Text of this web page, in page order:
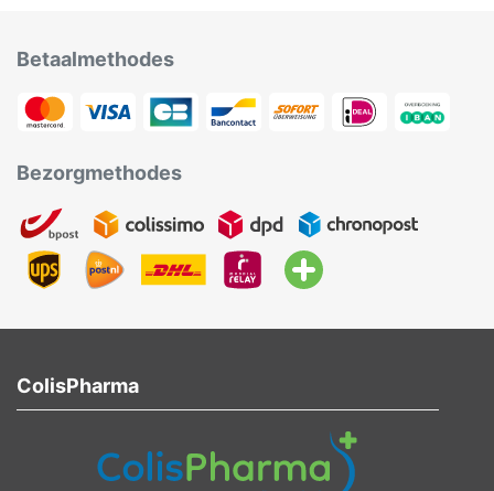
Betaalmethodes
Bezorgmethodes
ColisPharma